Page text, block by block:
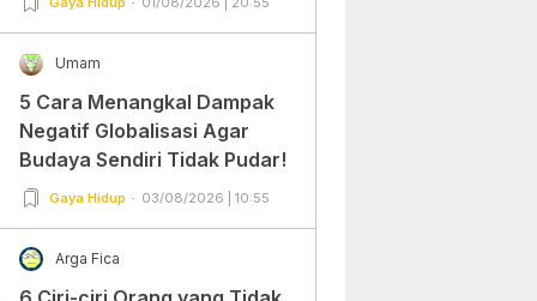
Umam
5 Cara Menangkal Dampak
Negatif Globalisasi Agar
Budaya Sendiri Tidak Pudar!
Gaya Hidup 03/08/2026 | 10:55
Arga Fica